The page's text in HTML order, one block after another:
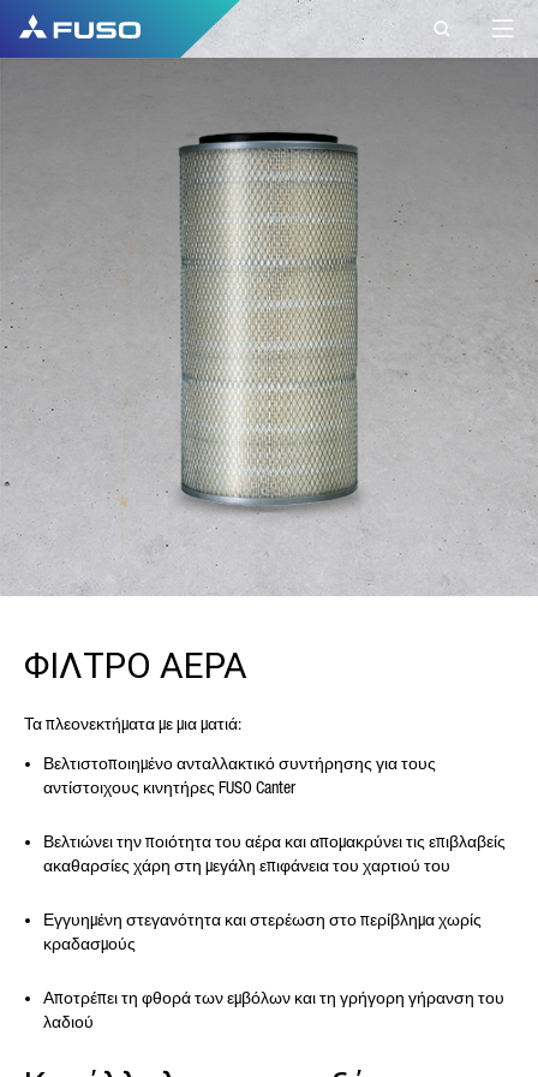
ΦΙΛΤΡΟ ΑΕΡΑ
Τα πλεονεκτήματα με μια ματιά:
Βελτιστοποιημένο ανταλλακτικό συντήρησης για τους
αντίστοιχους κινητήρες FUSO Canter
Βελτιώνει την ποιότητα του αέρα και απομακρύνει τις επιβλαβείς
ακαθαρσίες χάρη στη μεγάλη επιφάνεια του χαρτιού του
Εγγυημένη στεγανότητα και στερέωση στο περίβλημα χωρίς
κραδασμούς
Αποτρέπει τη φθορά των εμβόλων και τη γρήγορη γήρανση του
λαδιού